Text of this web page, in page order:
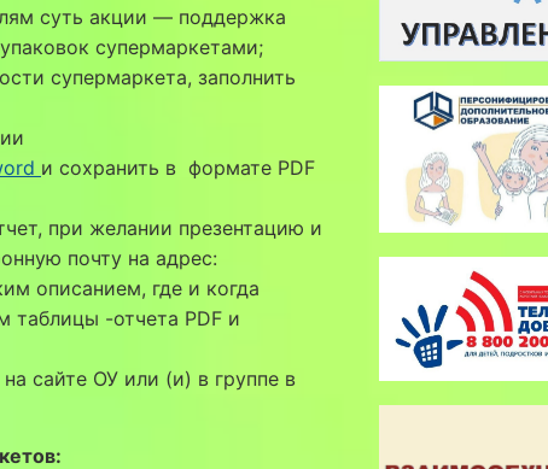
суть акции — поддержка
супермаркетами;
супермаркета, заполнить
и сохранить в формате PDF
при желании презентацию и
почту на адрес:
описанием, где и когда
таблицы -отчета PDF и
сайте ОУ или (и) в группе в